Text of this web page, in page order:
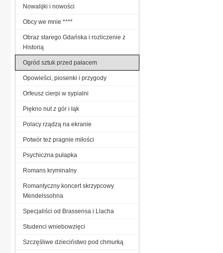
Nowalijki i nowości
Obcy we mnie ****
Obraz starego Gdańska i rozliczenie z
Historią
Ogród sztuk przed pałacem
Opowieści, piosenki i przygody
Orfeusz cierpi w sypialni
Piękno nut z gór i łąk
Polacy rządzą na ekranie
Potwór też pragnie miłości
Psychiczna pułapka
Romans kryminalny
Romantyczny koncert skrzypcowy
Mendelssohna
Specjaliści od Brassensa i Llacha
Studenci wniebowzięci
Szczęśliwe dzieciństwo pod chmurką